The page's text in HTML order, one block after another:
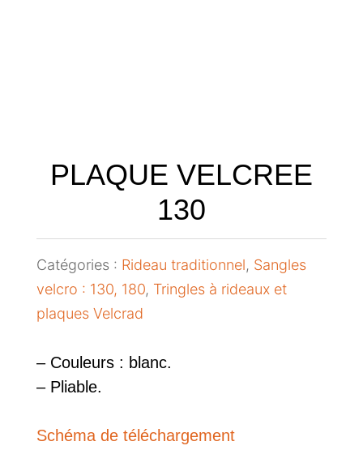
PLAQUE VELCREE
130
Catégories : Rideau traditionnel, Sangles
velcro : 130, 180, Tringles à rideaux et
plaques Velcrad
– Couleurs : blanc.
– Pliable.
Schéma de téléchargement